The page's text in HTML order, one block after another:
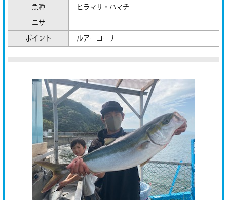
魚種 ヒラマサ・ハマチ
エサ
ポイント ルアーコーナー